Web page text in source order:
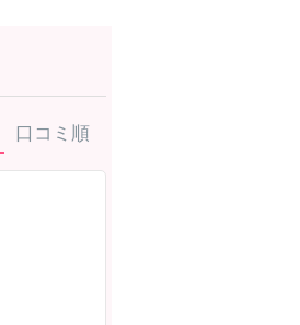
口コミ順